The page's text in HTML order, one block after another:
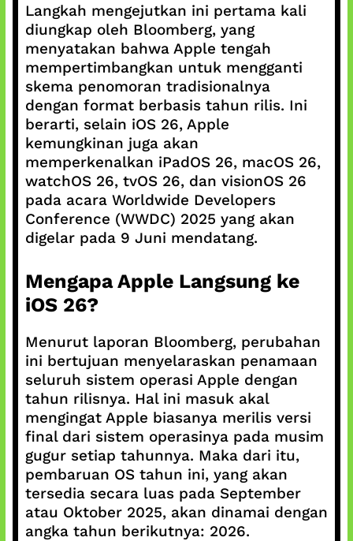
Langkah mengejutkan ini pertama kali
diungkap oleh Bloomberg, yang
menyatakan bahwa Apple tengah
mempertimbangkan untuk mengganti
skema penomoran tradisionalnya
dengan format berbasis tahun rilis. Ini
berarti, selain iOS 26, Apple
kemungkinan juga akan
memperkenalkan iPadOS 26, macOS 26,
watchOS 26, tvOS 26, dan visionOS 26
pada acara Worldwide Developers
Conference (WWDC) 2025 yang akan
digelar pada 9 Juni mendatang.
Mengapa Apple Langsung ke
iOS 26?
Menurut laporan Bloomberg, perubahan
ini bertujuan menyelaraskan penamaan
seluruh sistem operasi Apple dengan
tahun rilisnya. Hal ini masuk akal
mengingat Apple biasanya merilis versi
final dari sistem operasinya pada musim
gugur setiap tahunnya. Maka dari itu,
pembaruan OS tahun ini, yang akan
tersedia secara luas pada September
atau Oktober 2025, akan dinamai dengan
angka tahun berikutnya: 2026.